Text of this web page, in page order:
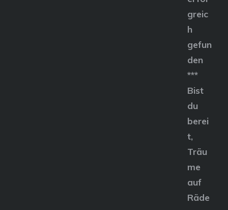
greic
h
gefun
den
***
Bist
du
berei
t,
Träu
me
auf
Räde